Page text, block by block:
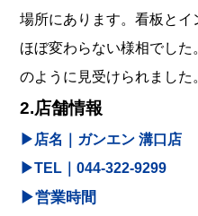
場所にあります。看板とイ
ほぼ変わらない様相でし
のように見受けられました
2.店舗情報
▶︎店名｜ ガンエン 溝口店
▶︎TEL｜044-322-9299
▶︎営業時間